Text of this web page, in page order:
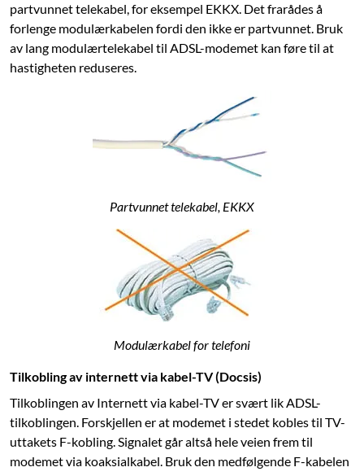
partvunnet telekabel, for eksempel EKKX. Det frarådes å
forlenge modulærkabelen fordi den ikke er partvunnet. Bruk
av lang modulærtelekabel til ADSL-modemet kan føre til at
hastigheten reduseres.
Partvunnet telekabel, EKKX
Modulærkabel for telefoni
Tilkobling av internett via kabel-TV (Docsis)
Tilkoblingen av Internett via kabel-TV er svært lik ADSL-
tilkoblingen. Forskjellen er at modemet i stedet kobles til TV-
uttakets F-kobling. Signalet går altså hele veien frem til
modemet via koaksialkabel. Bruk den medfølgende F-kabelen